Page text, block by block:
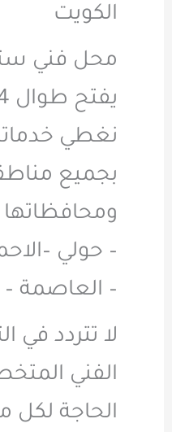
الكويت
محل فني
نغطي
بجميع
ومحافظاتها
– حولي
– العاصمة –
لا تتردد في
الفني
الحاجة لكل